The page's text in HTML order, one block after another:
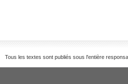
Tous les textes sont publiés sous l'entière